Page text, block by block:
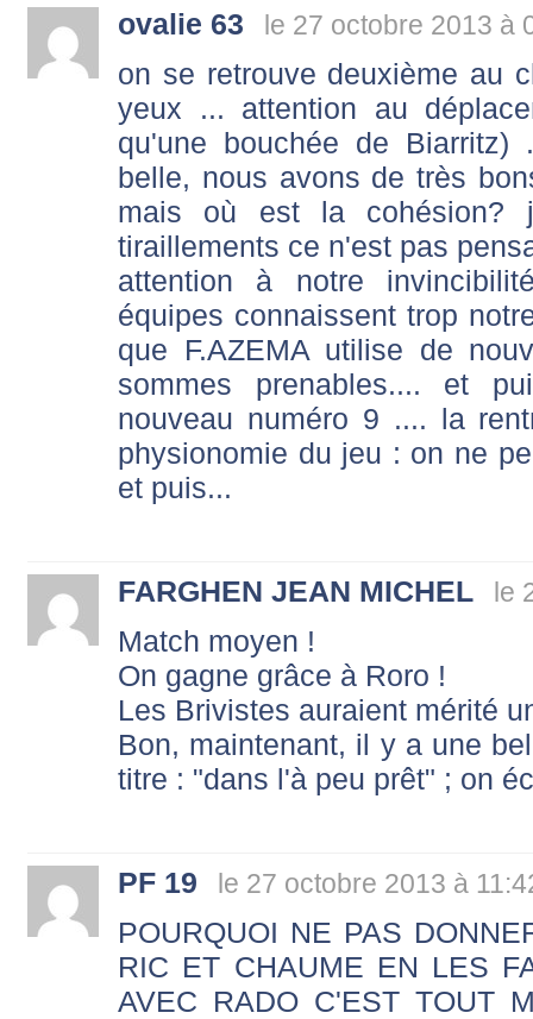
ovalie 63 le 27 octobre 2013 à
on se retrouve deuxième au
yeux ... attention au
qu'une bouchée de
belle, nous avons de très
mais où est la
tiraillements ce n'est pas
attention à notre
équipes connaissent trop
que F.AZEMA utilise de
sommes prenables.... et
nouveau numéro 9 .... la
physionomie du jeu : on ne
et puis...
FARGHEN JEAN MICHEL le
Match moyen !
On gagne grâce à Roro !
Les Brivistes auraient mérité
Bon, maintenant, il y a une
titre : "dans l'à peu prêt" ; on
PF 19 le 27 octobre 2013 à
POURQUOI NE PAS
RIC ET CHAUME EN LES
AVEC RADO C'EST TOUT